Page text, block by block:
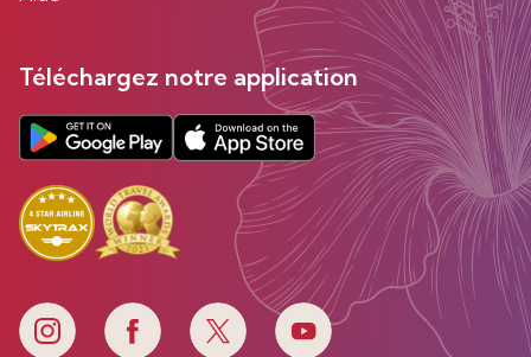
Téléchargez notre application